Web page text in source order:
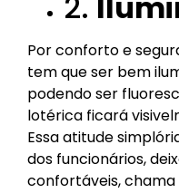
Por conforto e
tem que ser bem
podendo ser
lotérica ficará
Essa atitude
dos funcionários,
confortáveis,